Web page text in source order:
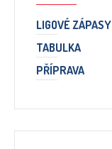
LIGOVÉ ZÁPASY
TABULKA
PŘÍPRAVA